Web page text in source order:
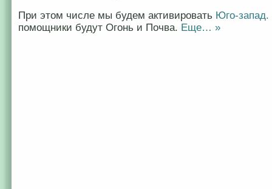
При этом числе мы будем активировать Юго-запад.
помощники будут Огонь и Почва. Еще… »